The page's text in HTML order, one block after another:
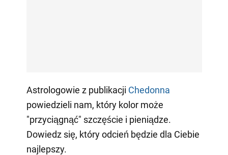
Astrologowie z publikacji Сhedonna
powiedzieli nam, który kolor może
"przyciągnąć" szczęście i pieniądze.
Dowiedz się, który odcień będzie dla Ciebie
najlepszy.